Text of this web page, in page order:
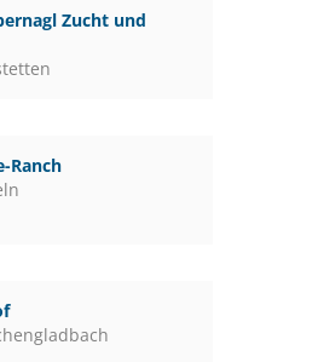
Zucht und
Ranch